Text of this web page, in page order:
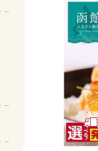
い
お
函